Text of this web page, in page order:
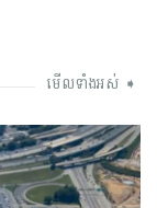
មើលទាំងអស់ ➧